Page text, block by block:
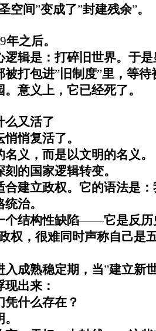
空间”变成了”封建残余”。
年之后。
逻辑是：打碎旧世界。于
被打包进” 旧制度”里，等待
意义上，它已经死了。
么又活了
悄复活了。
义，而是以文明的名义。
的国家逻辑转变。
合建立政权。它的语法是
治。
个结构性缺陷——它是反
权，很难同时声称自己是
入成熟稳定期，当”建立新
出来：
凭什么存在？